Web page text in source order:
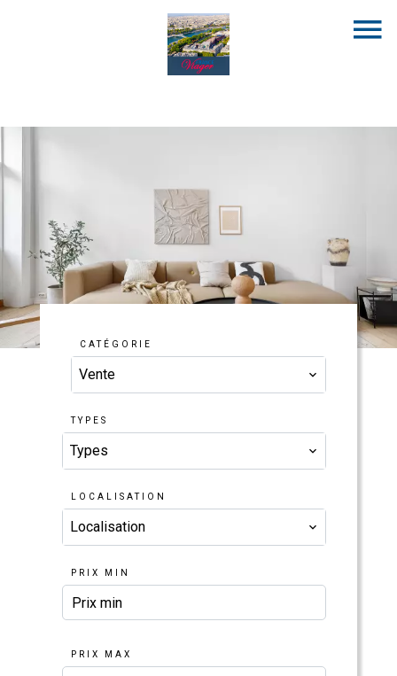
CATÉGORIE
Vente
TYPES
Types
LOCALISATION
Localisation
PRIX MIN
PRIX MAX